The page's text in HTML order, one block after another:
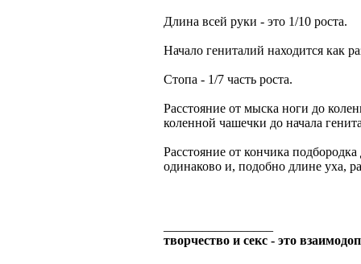
Длина всей руки - это 1/10 роста.
Начало гениталий находится как
Стопа - 1/7 часть роста.
Расстояние от мыска ноги до
коленной чашечки до начала
Расстояние от кончика
одинаково и, подобно длине уха,
творчество и секс - это